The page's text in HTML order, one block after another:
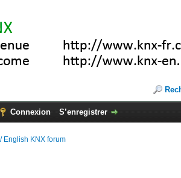
Connexion S’enregistrer
English KNX forum